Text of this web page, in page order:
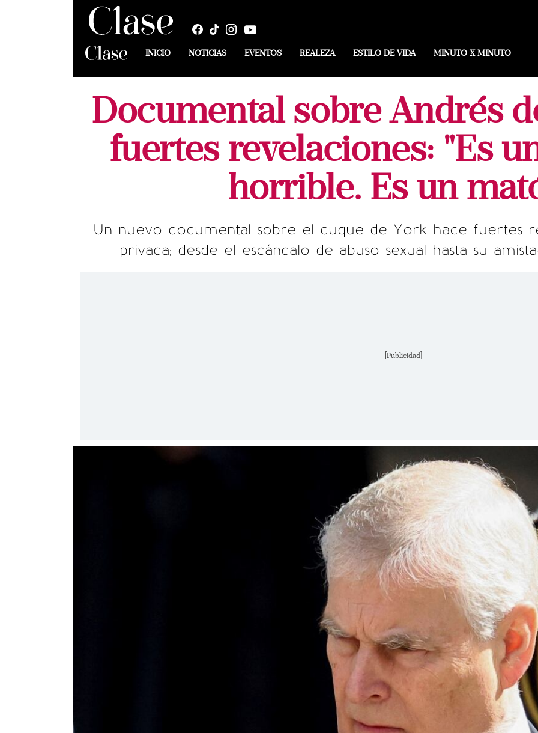
INICIO NOTICIAS EVENTOS REALEZA ESTILO DE VIDA MINUTO X MINUTO
Documental sobre Andrés
fuertes revelaciones: "Es
horrible. Es un
Un nuevo documental sobre el duque de York hace fuertes
privada; desde el escándalo de abuso sexual hasta su
[Publicidad]